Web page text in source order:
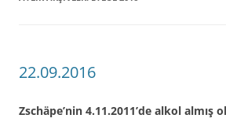
22.09.2016
Zschäpe’nin 4.11.2011’de alkol almış